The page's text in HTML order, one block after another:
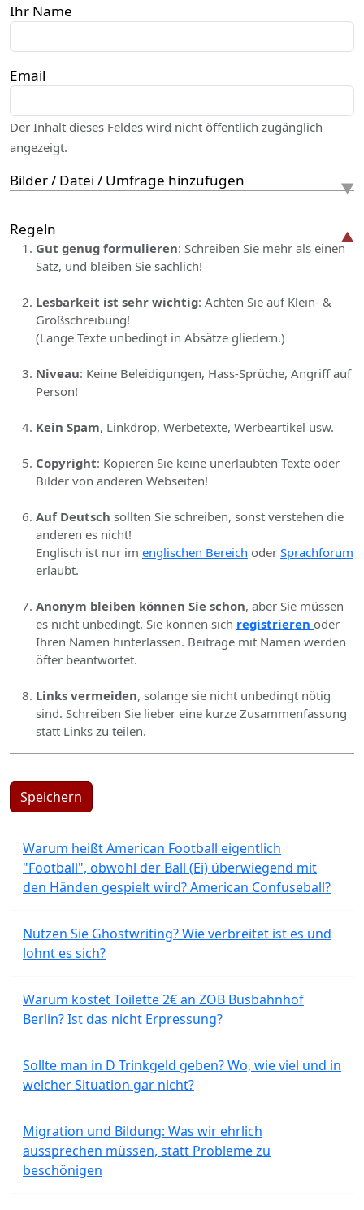
Ihr Name
Email
Der Inhalt dieses Feldes wird nicht öffentlich zugänglich
angezeigt.
Bilder / Datei / Umfrage hinzufügen
Regeln
Gut genug formulieren: Schreiben Sie mehr als einen
Satz, und bleiben Sie sachlich!
Lesbarkeit ist sehr wichtig: Achten Sie auf Klein- &
Großschreibung!
(Lange Texte unbedingt in Absätze gliedern.)
Niveau: Keine Beleidigungen, Hass-Sprüche, Angriff auf
Person!
Kein Spam, Linkdrop, Werbetexte, Werbeartikel usw.
Copyright: Kopieren Sie keine unerlaubten Texte oder
Bilder von anderen Webseiten!
Auf Deutsch sollten Sie schreiben, sonst verstehen die
anderen es nicht!
Englisch ist nur im englischen Bereich oder Sprachforum
erlaubt.
Anonym bleiben können Sie schon, aber Sie müssen
es nicht unbedingt. Sie können sich registrieren oder
Ihren Namen hinterlassen. Beiträge mit Namen werden
öfter beantwortet.
Links vermeiden, solange sie nicht unbedingt nötig
sind. Schreiben Sie lieber eine kurze Zusammenfassung
statt Links zu teilen.
Speichern
Warum heißt American Football eigentlich
"Football", obwohl der Ball (Ei) überwiegend mit
den Händen gespielt wird? American Confuseball?
Nutzen Sie Ghostwriting? Wie verbreitet ist es und
lohnt es sich?
Warum kostet Toilette 2€ an ZOB Busbahnhof
Berlin? Ist das nicht Erpressung?
Sollte man in D Trinkgeld geben? Wo, wie viel und in
welcher Situation gar nicht?
Migration und Bildung: Was wir ehrlich
aussprechen müssen, statt Probleme zu
beschönigen